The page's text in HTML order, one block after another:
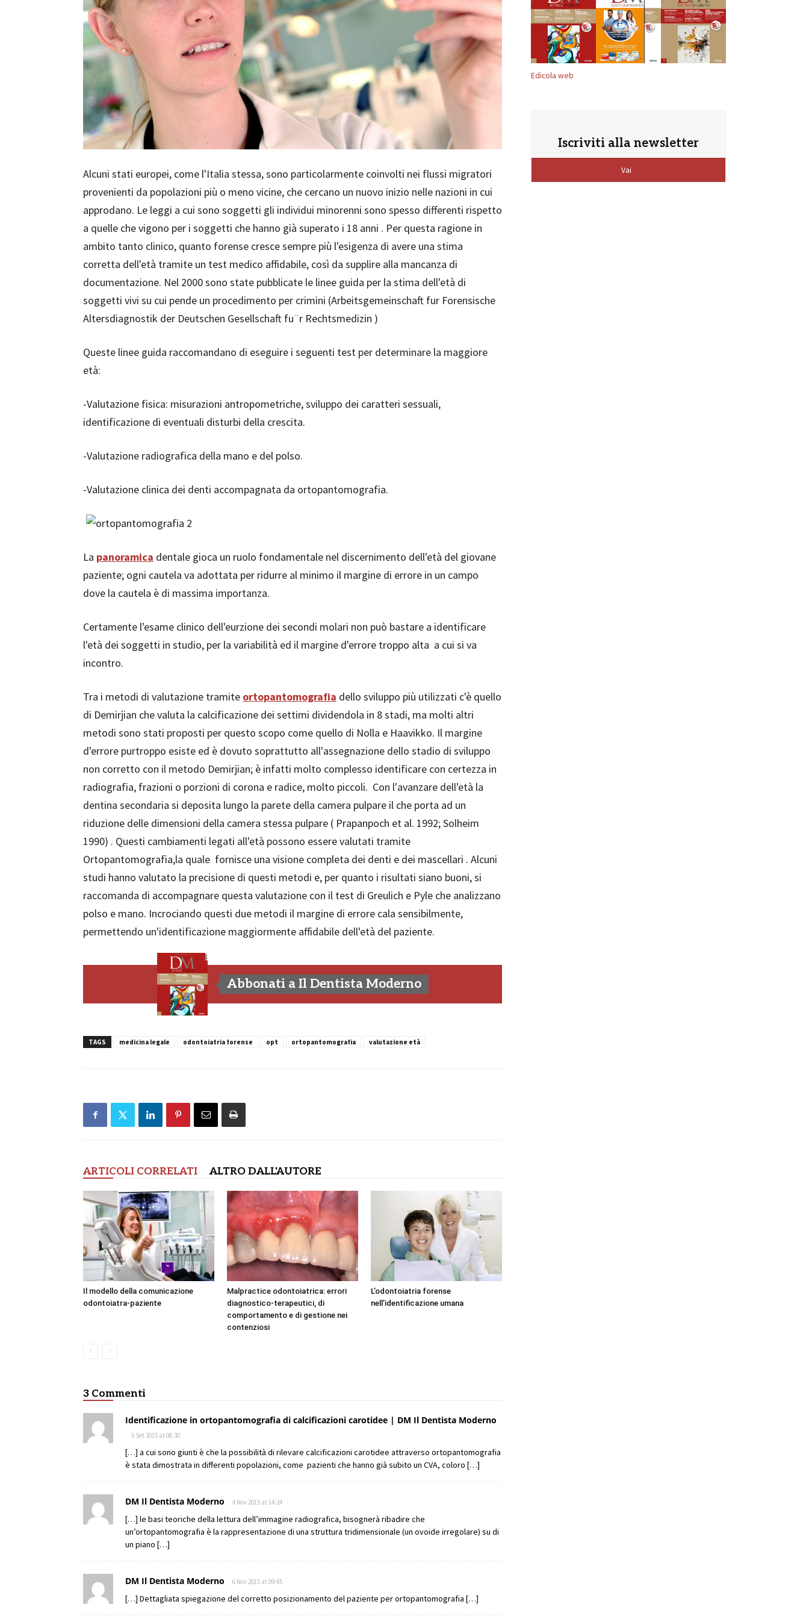
Alcuni stati europei, come l'Italia stessa, sono particolarmente coinvolti nei flussi migratori
provenienti da popolazioni più o meno vicine, che cercano un nuovo inizio nelle nazioni in cui
approdano. Le leggi a cui sono soggetti gli individui minorenni sono spesso differenti rispetto
a quelle che vigono per i soggetti che hanno già superato i 18 anni . Per questa ragione in
ambito tanto clinico, quanto forense cresce sempre più l'esigenza di avere una stima
corretta dell'età tramite un test medico affidabile, così da supplire alla mancanza di
documentazione. Nel 2000 sono state pubblicate le linee guida per la stima dell'età di
soggetti vivi su cui pende un procedimento per crimini (Arbeitsgemeinschaft fur Forensische
Altersdiagnostik der Deutschen Gesellschaft fu¨r Rechtsmedizin )
Queste linee guida raccomandano di eseguire i seguenti test per determinare la maggiore
età:
-Valutazione fisica: misurazioni antropometriche, sviluppo dei caratteri sessuali,
identificazione di eventuali disturbi della crescita.
-Valutazione radiografica della mano e del polso.
-Valutazione clinica dei denti accompagnata da ortopantomografia.
La panoramica dentale gioca un ruolo fondamentale nel discernimento dell'età del giovane
paziente; ogni cautela va adottata per ridurre al minimo il margine di errore in un campo
dove la cautela è di massima importanza.
Certamente l'esame clinico dell'eurzione dei secondi molari non può bastare a identificare
l'età dei soggetti in studio, per la variabilità ed il margine d'errore troppo alta a cui si va
incontro.
Tra i metodi di valutazione tramite ortopantomografia dello sviluppo più utilizzati c'è quello
di Demirjian che valuta la calcificazione dei settimi dividendola in 8 stadi, ma molti altri
metodi sono stati proposti per questo scopo come quello di Nolla e Haavikko. Il margine
d'errore purtroppo esiste ed è dovuto soprattutto all'assegnazione dello stadio di sviluppo
non corretto con il metodo Demirjian; è infatti molto complesso identificare con certezza in
radiografia, frazioni o porzioni di corona e radice, molto piccoli. Con l'avanzare dell'età la
dentina secondaria si deposita lungo la parete della camera pulpare il che porta ad un
riduzione delle dimensioni della camera stessa pulpare ( Prapanpoch et al. 1992; Solheim
1990) . Questi cambiamenti legati all'età possono essere valutati tramite
Ortopantomografia,la quale fornisce una visione completa dei denti e dei mascellari . Alcuni
studi hanno valutato la precisione di questi metodi e, per quanto i risultati siano buoni, si
raccomanda di accompagnare questa valutazione con il test di Greulich e Pyle che analizzano
polso e mano. Incrociando questi due metodi il margine di errore cala sensibilmente,
permettendo un'identificazione maggiormente affidabile dell'età del paziente.
Abbonati a Il Dentista Moderno
TAGS medicina legale odontoiatria forense opt ortopantomografia valutazione età
ARTICOLI CORRELATI ALTRO DALL'AUTORE
Il modello della comunicazione
odontoiatra-paziente
Malpractice odontoiatrica: errori
diagnostico-terapeutici, di
comportamento e di gestione nei
contenziosi
L’odontoiatria forense
nell’identificazione umana
3 Commenti
Identificazione in ortopantomografia di calcificazioni carotidee | DM Il Dentista Moderno
5 Set 2015 at 08:30
[…] a cui sono giunti è che la possibilità di rilevare calcificazioni carotidee attraverso ortopantomografia
è stata dimostrata in differenti popolazioni, come pazienti che hanno già subito un CVA, coloro […]
DM Il Dentista Moderno 4 Nov 2015 at 14:24
[…] le basi teoriche della lettura dell’immagine radiografica, bisognerà ribadire che
un’ortopantomografia è la rappresentazione di una struttura tridimensionale (un ovoide irregolare) su di
un piano […]
DM Il Dentista Moderno 6 Nov 2015 at 09:45
[…] Dettagliata spiegazione del corretto posizionamento del paziente per ortopantomografia […]
Edicola web
Iscriviti alla newsletter
Vai